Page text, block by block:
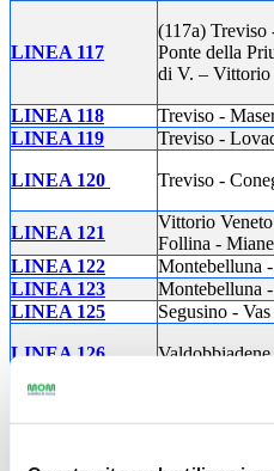
LINEA 117
(117a) Treviso
Ponte della
di V. – Vittorio
LINEA 118
Treviso -
LINEA 119
Treviso -
LINEA 120 Treviso -
LINEA 121
Vittorio
Follina -
LINEA 122
Montebelluna
LINEA 123
Montebelluna
LINEA 125
Segusino -
LINEA 126